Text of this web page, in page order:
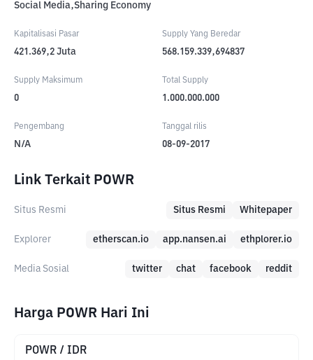
Social Media,Sharing Economy
Kapitalisasi Pasar
421.369,2 Juta
Supply Yang Beredar
568.159.339,694837
Supply Maksimum
0
Total Supply
1.000.000.000
Pengembang
N/A
Tanggal rilis
08-09-2017
Link Terkait POWR
Situs Resmi Situs Resmi Whitepaper
Explorer etherscan.io app.nansen.ai ethplorer.io
Media Sosial twitter chat facebook reddit
Harga POWR Hari Ini
POWR / IDR